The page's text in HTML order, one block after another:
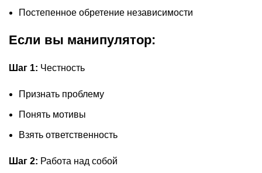
Постепенное обретение независимости
Если вы манипулятор:
Шаг 1: Честность
Признать проблему
Понять мотивы
Взять ответственность
Шаг 2: Работа над собой